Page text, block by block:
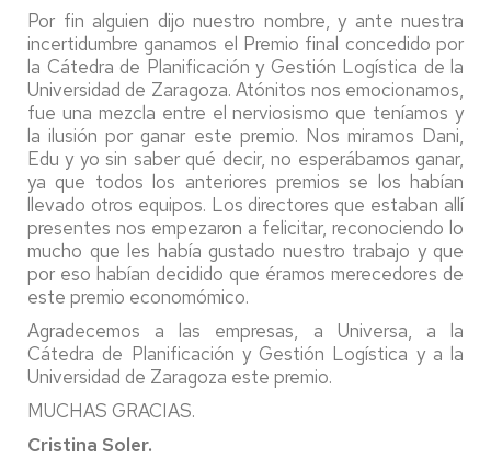
Por fin alguien dijo nuestro nombre, y ante nuestra
incertidumbre ganamos el Premio final concedido por
la Cátedra de Planificación y Gestión Logística de la
Universidad de Zaragoza. Atónitos nos emocionamos,
fue una mezcla entre el nerviosismo que teníamos y
la ilusión por ganar este premio. Nos miramos Dani,
Edu y yo sin saber qué decir, no esperábamos ganar,
ya que todos los anteriores premios se los habían
llevado otros equipos. Los directores que estaban allí
presentes nos empezaron a felicitar, reconociendo lo
mucho que les había gustado nuestro trabajo y que
por eso habían decidido que éramos merecedores de
este premio economómico.
Agradecemos a las empresas, a Universa, a la
Cátedra de Planificación y Gestión Logística y a la
Universidad de Zaragoza este premio.
MUCHAS GRACIAS.
Cristina Soler.